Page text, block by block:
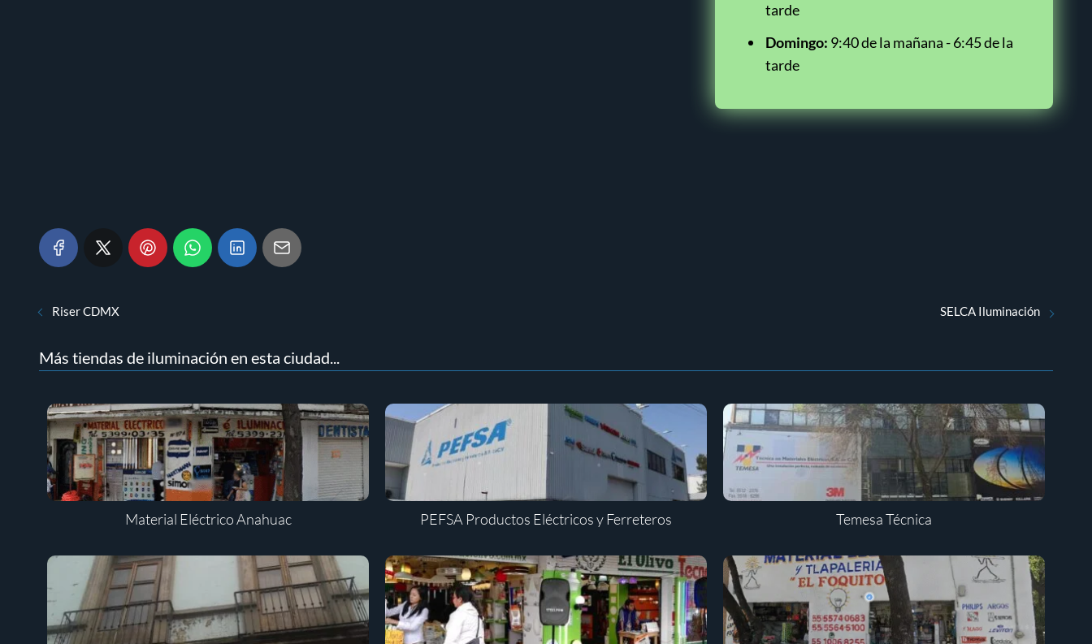
tarde
Domingo: 9:40 de la mañana - 6:45 de la
tarde
Riser CDMX SELCA Iluminación
Más tiendas de iluminación en esta ciudad...
Material Eléctrico Anahuac PEFSA Productos Eléctricos y Ferreteros Temesa Técnica